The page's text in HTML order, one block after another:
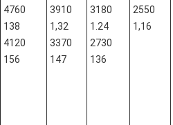
4760
138
4120
156
3910
1,32
3370
147
3180
1.24
2730
136
2550
1,16